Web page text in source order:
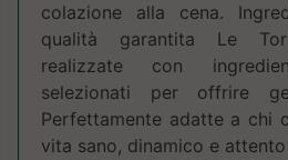
colazione alla cena.
qualità garantita Le
realizzate con
selezionati per offrire
Perfettamente adatte a chi
vita sano, dinamico e